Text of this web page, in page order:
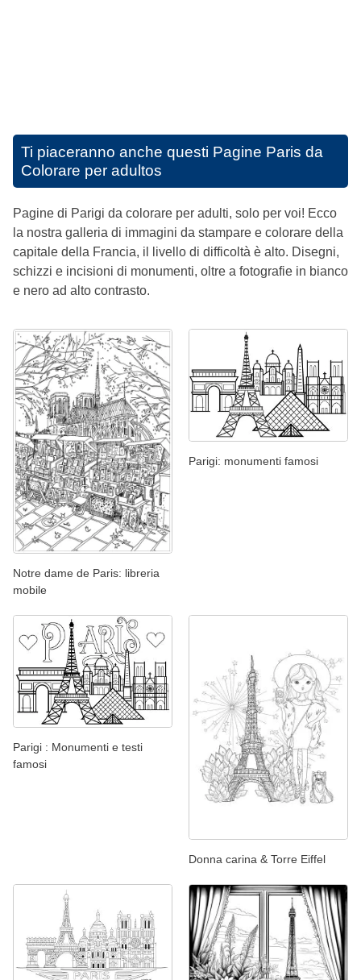
Ti piaceranno anche questi Pagine Paris da
Colorare per adultos
Pagine di Parigi da colorare per adulti, solo per voi! Ecco
la nostra galleria di immagini da stampare e colorare della
capitale della Francia, il livello di difficoltà è alto. Disegni,
schizzi e incisioni di monumenti, oltre a fotografie in bianco
e nero ad alto contrasto.
Notre dame de Paris: libreria
mobile
Parigi: monumenti famosi
Parigi : Monumenti e testi
famosi
Donna carina & Torre Eiffel